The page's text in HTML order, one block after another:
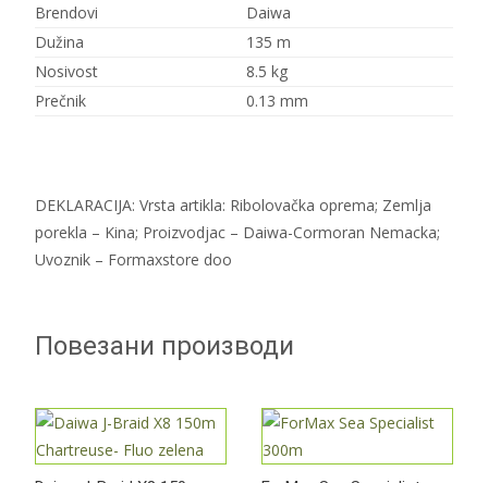
Brendovi
Daiwa
Dužina
135 m
Nosivost
8.5 kg
Prečnik
0.13 mm
DEKLARACIJA: Vrsta artikla: Ribolovačka oprema; Zemlja
porekla – Kina; Proizvodjac – Daiwa-Cormoran Nemacka;
Uvoznik – Formaxstore doo
Повезани производи